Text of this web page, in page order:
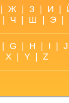
Ж З И
Ч Ш Э
G H I J
X Y Z